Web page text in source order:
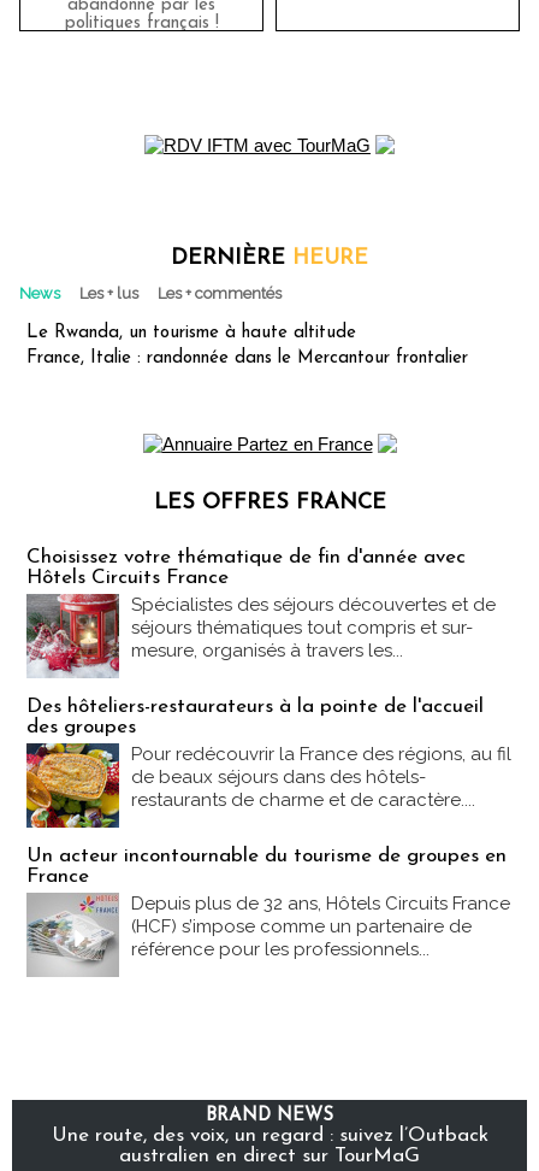
abandonné par les
politiques français !
DERNIÈRE HEURE
News Les + lus Les + commentés
Le Rwanda, un tourisme à haute altitude
France, Italie : randonnée dans le Mercantour frontalier
LES OFFRES FRANCE
Choisissez votre thématique de fin d'année avec
Hôtels Circuits France
Spécialistes des séjours découvertes et de
séjours thématiques tout compris et sur-
mesure, organisés à travers les...
Des hôteliers-restaurateurs à la pointe de l'accueil
des groupes
Pour redécouvrir la France des régions, au fil
de beaux séjours dans des hôtels-
restaurants de charme et de caractère....
Un acteur incontournable du tourisme de groupes en
France
Depuis plus de 32 ans, Hôtels Circuits France
(HCF) s’impose comme un partenaire de
référence pour les professionnels...
BRAND NEWS
Une route, des voix, un regard : suivez l’Outback
australien en direct sur TourMaG